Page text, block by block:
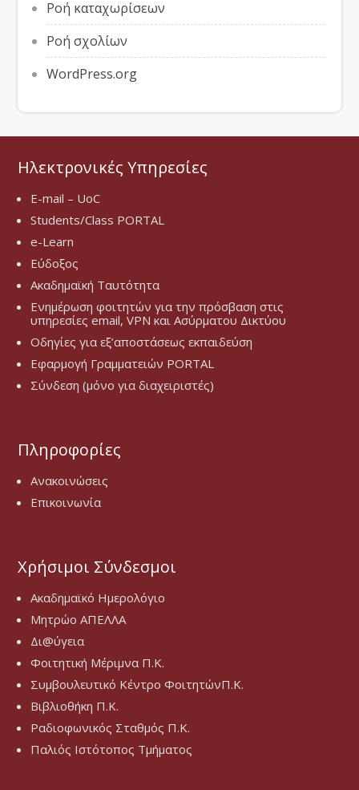
Ροή καταχωρίσεων
Ροή σχολίων
WordPress.org
Ηλεκτρονικές Υπηρεσίες
E-mail – UoC
Students/Class PORTAL
e-Learn
Εύδοξος
Ακαδημαϊκή Ταυτότητα
Ενημέρωση φοιτητών για την πρόσβαση στις
υπηρεσίες email, VPN και Ασύρματου Δικτύου
Οδηγίες για εξ’αποστάσεως εκπαιδεύση
Εφαρμογή Γραμματειών PORTAL
Σύνδεση (μόνο για διαχειριστές)
Πληροφορίες
Ανακοινώσεις
Επικοινωνία
Χρήσιμοι Σύνδεσμοι
Ακαδημαϊκό Ημερολόγιο
Μητρώο ΑΠΕΛΛΑ
Δι@ύγεια
Φοιτητική Μέριμνα Π.Κ.
Συμβουλευτικό Κέντρο ΦοιτητώνΠ.Κ.
Βιβλιοθήκη Π.Κ.
Ραδιοφωνικός Σταθμός Π.Κ.
Παλιός Ιστότοπος Τμήματος